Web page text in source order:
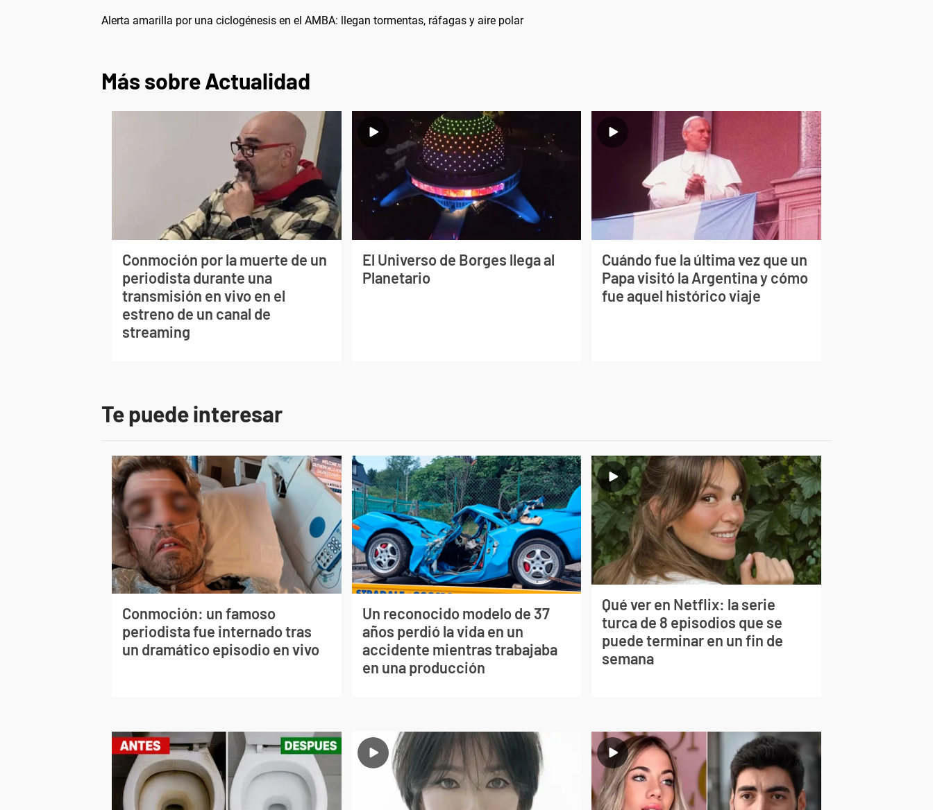
Alerta amarilla por una ciclogénesis en el AMBA: llegan tormentas, ráfagas y aire polar
Más sobre Actualidad
Conmoción por la muerte de un
periodista durante una
transmisión en vivo en el
estreno de un canal de
streaming
El Universo de Borges llega al
Planetario
Cuándo fue la última vez que un
Papa visitó la Argentina y cómo
fue aquel histórico viaje
Te puede interesar
Conmoción: un famoso
periodista fue internado tras
un dramático episodio en vivo
Un reconocido modelo de 37
años perdió la vida en un
accidente mientras trabajaba
en una producción
Qué ver en Netflix: la serie
turca de 8 episodios que se
puede terminar en un fin de
semana